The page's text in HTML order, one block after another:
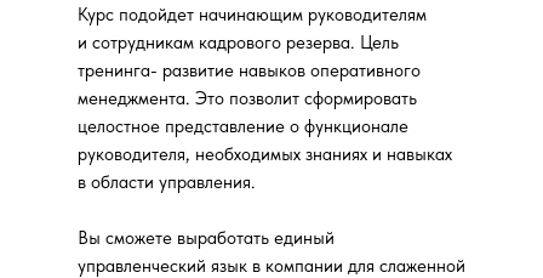
Курс подойдет начинающим руководителям
и сотрудникам кадрового резерва. Цель
тренинга- развитие навыков оперативного
менеджмента. Это позволит сформировать
целостное представление о функционале
руководителя, необходимых знаниях и навыках
в области управления.
Вы сможете выработать единый
управленческий язык в компании для слаженной